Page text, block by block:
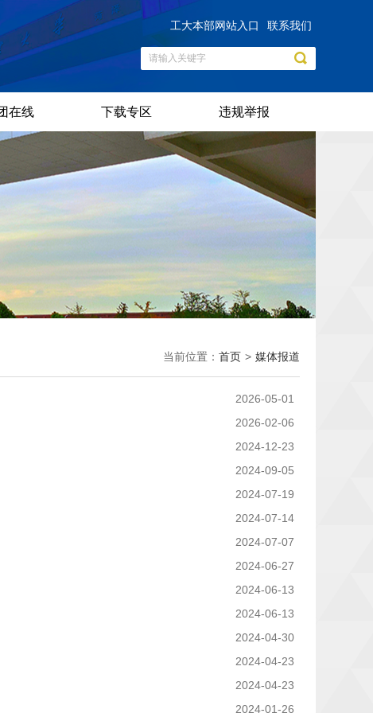
工大本部网站入口 联系我们
在线 下载专区 违规举报
当前位置： 首页 > 媒体报道
2026-05-01
2026-02-06
2024-12-23
2024-09-05
2024-07-19
2024-07-14
2024-07-07
2024-06-27
2024-06-13
2024-06-13
2024-04-30
2024-04-23
2024-04-23
2024-01-26